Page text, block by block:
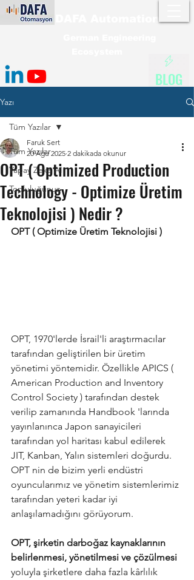
DAFA Automation
BLOG
Yazı
Tüm Yazılar
Yapay Zeka AI
Topluluğunuz
Tüm Yazılar
OPT ( Optimized Production
Technology - Optimize Üretim
Teknolojisi ) Nedir ?
Faruk Sert
20 Ağu 2025 2 dakikada okunur
OPT ( Optimize Üretim Teknolojisi )
OPT, 1970'lerde İsrail'li araştırmacılar
tarafından geliştirilen bir üretim
yönetimi yöntemidir. Özellikle APICS (
American Production and Inventory
Control Society ) tarafından destek
verilip zamanında Handbook 'larında
yayınlanınca Japon sanayicileri
tarafından yol haritası kabul edilerek
JIT, Kanban, Yalın sistemleri doğurdu.
OPT nin de bizim yerli endüstri
oyuncularımız ve yönetim sistemlerimiz
tarafından yeteri kadar iyi
anlaşılamadığını görüyorum.
OPT, şirketin darboğaz kaynaklarının
belirlenmesi, yönetilmesi ve çözülmesi
yoluyla şirketlere daha fazla kârlılık